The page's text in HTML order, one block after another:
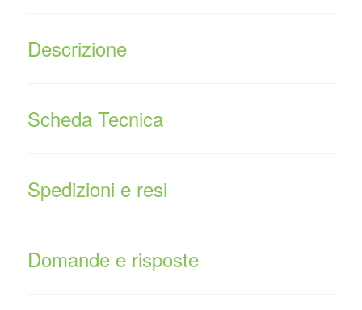
Descrizione
Scheda Tecnica
Spedizioni e resi
Domande e risposte